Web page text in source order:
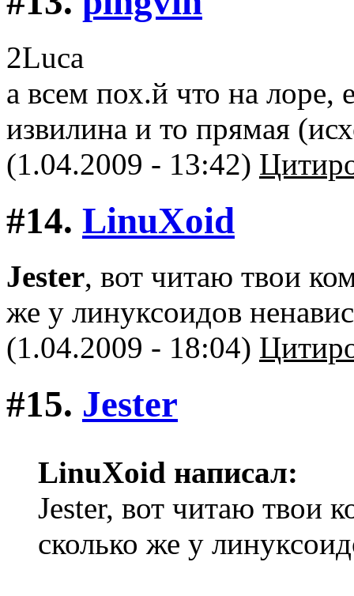
2Luca
а всем пох.й что на лоре,
извилина и то прямая
(1.04.2009 - 13:42)
#14. LinuXоid
Jester, вот читаю твои
же у линуксоидов
(1.04.2009 - 18:04)
#15. Jester
LinuXоid написал:
Jester, вот читаю твои
сколько же у